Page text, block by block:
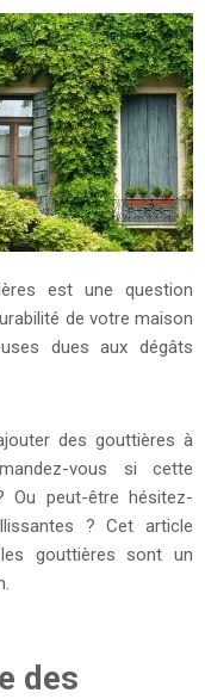
est une question
de votre maison
dues aux dégâts
des gouttières à
vous si cette
Ou peut-être hésitez-
? Cet article
gouttières sont un
des